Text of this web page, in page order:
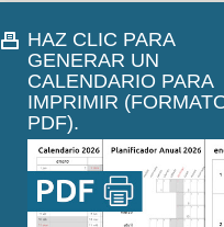
HAZ CLIC PARA
GENERAR UN
CALENDARIO PARA
IMPRIMIR
PDF).